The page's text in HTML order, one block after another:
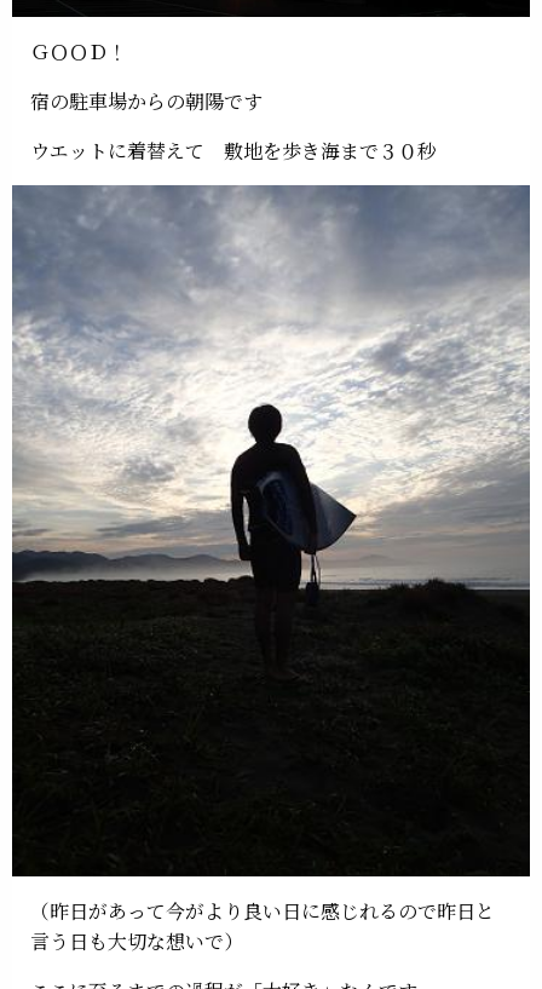
ＧＯＯＤ！
宿の駐車場からの朝陽です
ウエットに着替えて 敷地を歩き海まで３０秒
（昨日があって今がより良い日に感じれるので昨日と
言う日も大切な想いで）